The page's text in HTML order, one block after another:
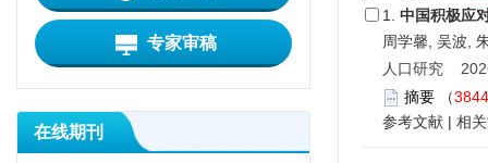
专家审稿
在线期刊
1. 中国积极应
周学馨, 吴波,
人口研究
摘要 （3844
参考文献 | 相